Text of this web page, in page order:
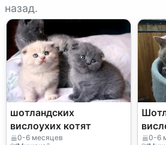
назад.
шотландских
вислоухих котят
0-6 месяцев
0-6